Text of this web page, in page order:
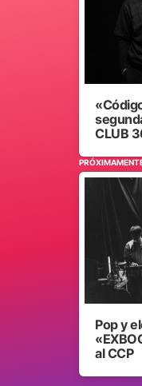
CLUB
Pop y
al CCP